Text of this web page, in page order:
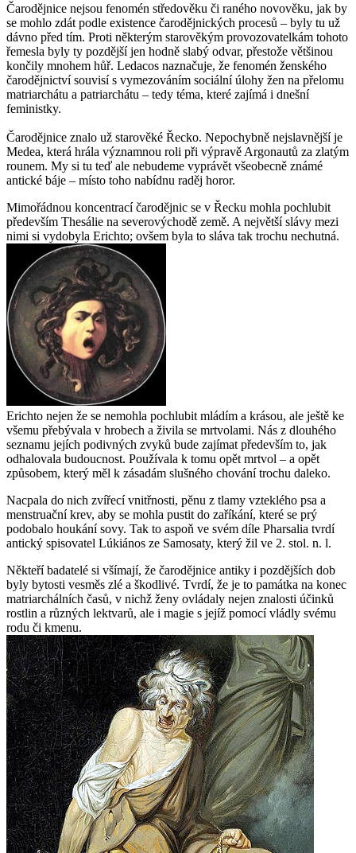
Čarodějnice nejsou fenomén středověku či raného novověku, jak by
se mohlo zdát podle existence čarodějnických procesů – byly tu už
dávno před tím. Proti některým starověkým provozovatelkám tohoto
řemesla byly ty pozdější jen hodně slabý odvar, přestože většinou
končily mnohem hůř. Ledacos naznačuje, že fenomén ženského
čarodějnictví souvisí s vymezováním sociální úlohy žen na přelomu
matriarchátu a patriarchátu – tedy téma, které zajímá i dnešní
feministky.
Čarodějnice znalo už starověké Řecko. Nepochybně nejslavnější je
Medea, která hrála významnou roli při výpravě Argonautů za zlatým
rounem. My si tu teď ale nebudeme vyprávět všeobecně známé
antické báje – místo toho nabídnu raděj horor.
Mimořádnou koncentrací čarodějnic se v Řecku mohla pochlubit
především Thesálie na severovýchodě země. A největší slávy mezi
nimi si vydobyla Erichto; ovšem byla to sláva tak trochu nechutná.
Erichto nejen že se nemohla pochlubit mládím a krásou, ale ještě ke
všemu přebývala v hrobech a živila se mrtvolami. Nás z dlouhého
seznamu jejích podivných zvyků bude zajímat především to, jak
odhalovala budoucnost. Používala k tomu opět mrtvol – a opět
způsobem, který měl k zásadám slušného chování trochu daleko.
Nacpala do nich zvířecí vnitřnosti, pěnu z tlamy vzteklého psa a
menstruační krev, aby se mohla pustit do zaříkání, které se prý
podobalo houkání sovy. Tak to aspoň ve svém díle Pharsalia tvrdí
antický spisovatel Lúkiános ze Samosaty, který žil ve 2. stol. n. l.
Někteří badatelé si všímají, že čarodějnice antiky i pozdějších dob
byly bytosti vesměs zlé a škodlivé. Tvrdí, že je to památka na konec
matriarchálních časů, v nichž ženy ovládaly nejen znalosti účinků
rostlin a různých lektvarů, ale i magie s jejíž pomocí vládly svému
rodu či kmenu.